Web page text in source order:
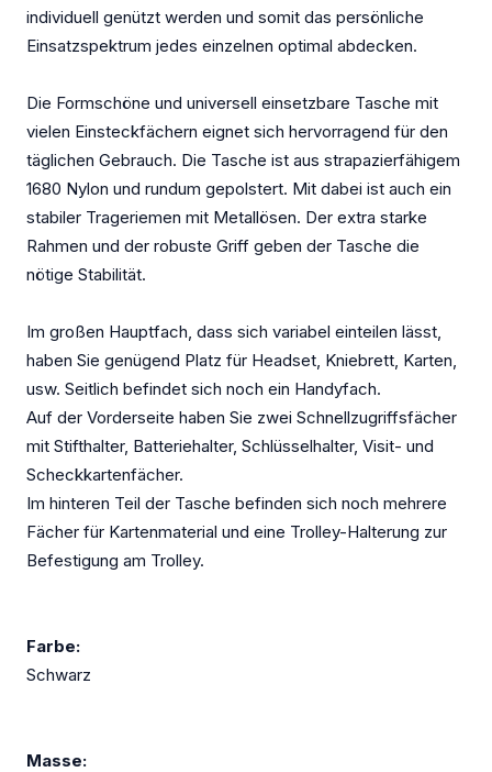
individuell genützt werden und somit das persönliche
Einsatzspektrum jedes einzelnen optimal abdecken.
Die Formschöne und universell einsetzbare Tasche mit
vielen Einsteckfächern eignet sich hervorragend für den
täglichen Gebrauch. Die Tasche ist aus strapazierfähigem
1680 Nylon und rundum gepolstert. Mit dabei ist auch ein
stabiler Trageriemen mit Metallösen. Der extra starke
Rahmen und der robuste Griff geben der Tasche die
nötige Stabilität.
Im großen Hauptfach, dass sich variabel einteilen lässt,
haben Sie genügend Platz für Headset, Kniebrett, Karten,
usw. Seitlich befindet sich noch ein Handyfach.
Auf der Vorderseite haben Sie zwei Schnellzugriffsfächer
mit Stifthalter, Batteriehalter, Schlüsselhalter, Visit- und
Scheckkartenfächer.
Im hinteren Teil der Tasche befinden sich noch mehrere
Fächer für Kartenmaterial und eine Trolley-Halterung zur
Befestigung am Trolley.
Farbe:
Schwarz
Masse: